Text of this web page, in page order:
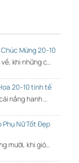
Mừng 20-10
khi những c…
20-10 tinh tế
nắng hanh …
Phụ Nữ Tốt Đẹp
mười, khi gió…